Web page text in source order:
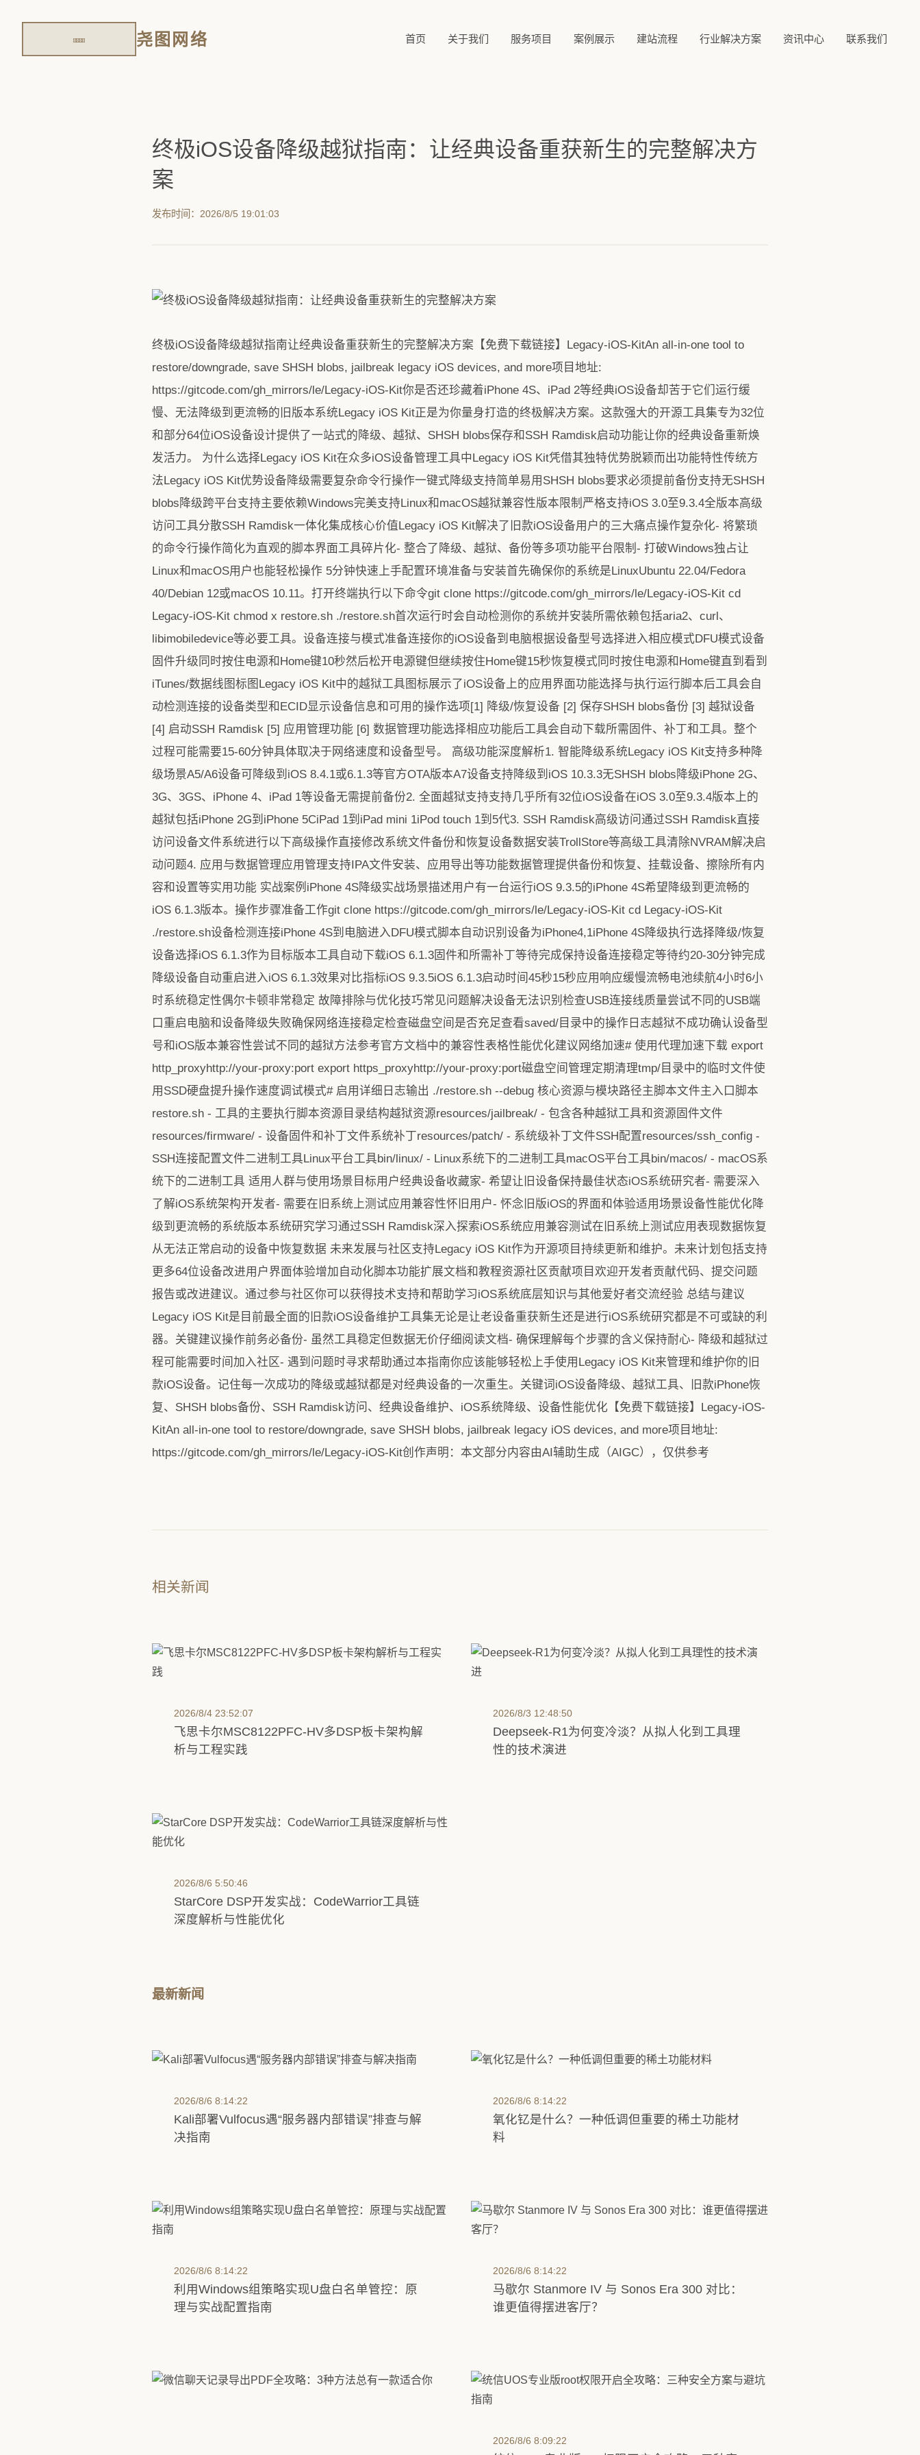
尧图网络 首页 关于我们 服务项目 案例展示 建站流程 行业解决方案 资讯中心 联系我们
终极iOS设备降级越狱指南：让经典设备重获新生的完整解决方
案
发布时间：2026/8/5 19:01:03
终极iOS设备降级越狱指南让经典设备重获新生的完整解决方案【免费下载链接】Legacy-iOS-KitAn all-in-one tool to
restore/downgrade, save SHSH blobs, jailbreak legacy iOS devices, and more项目地址:
https://gitcode.com/gh_mirrors/le/Legacy-iOS-Kit你是否还珍藏着iPhone 4S、iPad 2等经典iOS设备却苦于它们运行缓
慢、无法降级到更流畅的旧版本系统Legacy iOS Kit正是为你量身打造的终极解决方案。这款强大的开源工具集专为32位
和部分64位iOS设备设计提供了一站式的降级、越狱、SHSH blobs保存和SSH Ramdisk启动功能让你的经典设备重新焕
发活力。 为什么选择Legacy iOS Kit在众多iOS设备管理工具中Legacy iOS Kit凭借其独特优势脱颖而出功能特性传统方
法Legacy iOS Kit优势设备降级需要复杂命令行操作一键式降级支持简单易用SHSH blobs要求必须提前备份支持无SHSH
blobs降级跨平台支持主要依赖Windows完美支持Linux和macOS越狱兼容性版本限制严格支持iOS 3.0至9.3.4全版本高级
访问工具分散SSH Ramdisk一体化集成核心价值Legacy iOS Kit解决了旧款iOS设备用户的三大痛点操作复杂化- 将繁琐
的命令行操作简化为直观的脚本界面工具碎片化- 整合了降级、越狱、备份等多项功能平台限制- 打破Windows独占让
Linux和macOS用户也能轻松操作 5分钟快速上手配置环境准备与安装首先确保你的系统是LinuxUbuntu 22.04/Fedora
40/Debian 12或macOS 10.11。打开终端执行以下命令git clone https://gitcode.com/gh_mirrors/le/Legacy-iOS-Kit cd
Legacy-iOS-Kit chmod x restore.sh ./restore.sh首次运行时会自动检测你的系统并安装所需依赖包括aria2、curl、
libimobiledevice等必要工具。设备连接与模式准备连接你的iOS设备到电脑根据设备型号选择进入相应模式DFU模式设备
固件升级同时按住电源和Home键10秒然后松开电源键但继续按住Home键15秒恢复模式同时按住电源和Home键直到看到
iTunes/数据线图标图Legacy iOS Kit中的越狱工具图标展示了iOS设备上的应用界面功能选择与执行运行脚本后工具会自
动检测连接的设备类型和ECID显示设备信息和可用的操作选项[1] 降级/恢复设备 [2] 保存SHSH blobs备份 [3] 越狱设备
[4] 启动SSH Ramdisk [5] 应用管理功能 [6] 数据管理功能选择相应功能后工具会自动下载所需固件、补丁和工具。整个
过程可能需要15-60分钟具体取决于网络速度和设备型号。 高级功能深度解析1. 智能降级系统Legacy iOS Kit支持多种降
级场景A5/A6设备可降级到iOS 8.4.1或6.1.3等官方OTA版本A7设备支持降级到iOS 10.3.3无SHSH blobs降级iPhone 2G、
3G、3GS、iPhone 4、iPad 1等设备无需提前备份2. 全面越狱支持支持几乎所有32位iOS设备在iOS 3.0至9.3.4版本上的
越狱包括iPhone 2G到iPhone 5CiPad 1到iPad mini 1iPod touch 1到5代3. SSH Ramdisk高级访问通过SSH Ramdisk直接
访问设备文件系统进行以下高级操作直接修改系统文件备份和恢复设备数据安装TrollStore等高级工具清除NVRAM解决启
动问题4. 应用与数据管理应用管理支持IPA文件安装、应用导出等功能数据管理提供备份和恢复、挂载设备、擦除所有内
容和设置等实用功能 实战案例iPhone 4S降级实战场景描述用户有一台运行iOS 9.3.5的iPhone 4S希望降级到更流畅的
iOS 6.1.3版本。操作步骤准备工作git clone https://gitcode.com/gh_mirrors/le/Legacy-iOS-Kit cd Legacy-iOS-Kit
./restore.sh设备检测连接iPhone 4S到电脑进入DFU模式脚本自动识别设备为iPhone4,1iPhone 4S降级执行选择降级/恢复
设备选择iOS 6.1.3作为目标版本工具自动下载iOS 6.1.3固件和所需补丁等待完成保持设备连接稳定等待约20-30分钟完成
降级设备自动重启进入iOS 6.1.3效果对比指标iOS 9.3.5iOS 6.1.3启动时间45秒15秒应用响应缓慢流畅电池续航4小时6小
时系统稳定性偶尔卡顿非常稳定️ 故障排除与优化技巧常见问题解决设备无法识别检查USB连接线质量尝试不同的USB端
口重启电脑和设备降级失败确保网络连接稳定检查磁盘空间是否充足查看saved/目录中的操作日志越狱不成功确认设备型
号和iOS版本兼容性尝试不同的越狱方法参考官方文档中的兼容性表格性能优化建议网络加速# 使用代理加速下载 export
http_proxyhttp://your-proxy:port export https_proxyhttp://your-proxy:port磁盘空间管理定期清理tmp/目录中的临时文件使
用SSD硬盘提升操作速度调试模式# 启用详细日志输出 ./restore.sh --debug 核心资源与模块路径主脚本文件主入口脚本
restore.sh - 工具的主要执行脚本资源目录结构越狱资源resources/jailbreak/ - 包含各种越狱工具和资源固件文件
resources/firmware/ - 设备固件和补丁文件系统补丁resources/patch/ - 系统级补丁文件SSH配置resources/ssh_config -
SSH连接配置文件二进制工具Linux平台工具bin/linux/ - Linux系统下的二进制工具macOS平台工具bin/macos/ - macOS系
统下的二进制工具 适用人群与使用场景目标用户经典设备收藏家- 希望让旧设备保持最佳状态iOS系统研究者- 需要深入
了解iOS系统架构开发者- 需要在旧系统上测试应用兼容性怀旧用户- 怀念旧版iOS的界面和体验适用场景设备性能优化降
级到更流畅的系统版本系统研究学习通过SSH Ramdisk深入探索iOS系统应用兼容测试在旧系统上测试应用表现数据恢复
从无法正常启动的设备中恢复数据 未来发展与社区支持Legacy iOS Kit作为开源项目持续更新和维护。未来计划包括支持
更多64位设备改进用户界面体验增加自动化脚本功能扩展文档和教程资源社区贡献项目欢迎开发者贡献代码、提交问题
报告或改进建议。通过参与社区你可以获得技术支持和帮助学习iOS系统底层知识与其他爱好者交流经验 总结与建议
Legacy iOS Kit是目前最全面的旧款iOS设备维护工具集无论是让老设备重获新生还是进行iOS系统研究都是不可或缺的利
器。关键建议操作前务必备份- 虽然工具稳定但数据无价仔细阅读文档- 确保理解每个步骤的含义保持耐心- 降级和越狱过
程可能需要时间加入社区- 遇到问题时寻求帮助通过本指南你应该能够轻松上手使用Legacy iOS Kit来管理和维护你的旧
款iOS设备。记住每一次成功的降级或越狱都是对经典设备的一次重生。关键词iOS设备降级、越狱工具、旧款iPhone恢
复、SHSH blobs备份、SSH Ramdisk访问、经典设备维护、iOS系统降级、设备性能优化【免费下载链接】Legacy-iOS-
KitAn all-in-one tool to restore/downgrade, save SHSH blobs, jailbreak legacy iOS devices, and more项目地址:
https://gitcode.com/gh_mirrors/le/Legacy-iOS-Kit创作声明：本文部分内容由AI辅助生成（AIGC），仅供参考
相关新闻
2026/8/4 23:52:07
飞思卡尔MSC8122PFC-HV多DSP板卡架构解
析与工程实践
2026/8/3 12:48:50
Deepseek-R1为何变冷淡？从拟人化到工具理
性的技术演进
2026/8/6 5:50:46
StarCore DSP开发实战：CodeWarrior工具链
深度解析与性能优化
最新新闻
2026/8/6 8:14:22
Kali部署Vulfocus遇“服务器内部错误”排查与解
决指南
2026/8/6 8:14:22
氧化钇是什么？一种低调但重要的稀土功能材
料
2026/8/6 8:14:22
利用Windows组策略实现U盘白名单管控：原
理与实战配置指南
2026/8/6 8:14:22
马歇尔 Stanmore IV 与 Sonos Era 300 对比：
谁更值得摆进客厅？
2026/8/6 8:09:22